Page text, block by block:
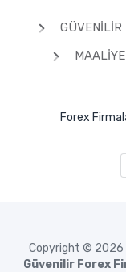
GÜVENILIR
Forex
Copyright © 2026
Güvenilir Forex